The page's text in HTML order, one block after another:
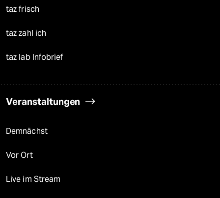
taz frisch
taz zahl ich
taz lab Infobrief
Veranstaltungen
Demnächst
Vor Ort
Live im Stream